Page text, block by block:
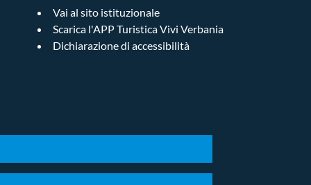
Vai al sito istituzionale
Scarica l'APP Turistica Vivi Verbania
Dichiarazione di accessibilità